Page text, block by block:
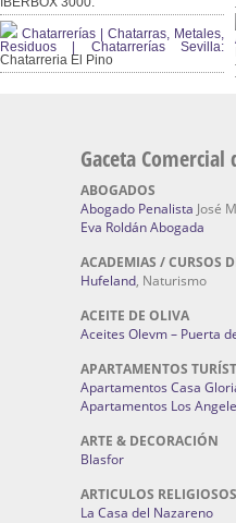
Chatarrerías | Chatarras, Metales,
Residuos | Chatarrerías Sevilla:
Chatarreria El Pino
Gaceta
ABOGADOS
Abogado Penalista José
Eva Roldán Abogada
ACADEMIAS / CURSOS
Hufeland, Naturismo
ACEITE DE OLIVA
Aceites Olevm – Puerta
APARTAMENTOS
Apartamentos Casa
Apartamentos Los
ARTE & DECORACIÓN
Blasfor
ARTICULOS
La Casa del Nazareno